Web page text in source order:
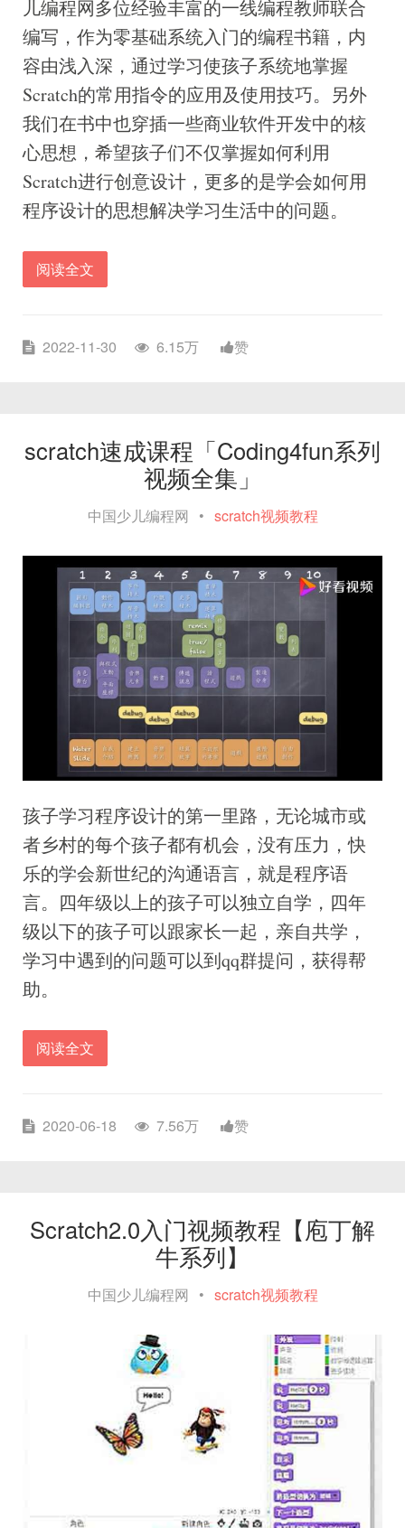
儿编程网多位经验丰富的一线编程教师联合
编写，作为零基础系统入门的编程书籍，内
容由浅入深，通过学习使孩子系统地掌握
Scratch的常用指令的应用及使用技巧。另外
我们在书中也穿插一些商业软件开发中的核
心思想，希望孩子们不仅掌握如何利用
Scratch进行创意设计，更多的是学会如何用
程序设计的思想解决学习生活中的问题。
阅读全文
2022-11-30 6.15万 赞
scratch速成课程「Coding4fun系列
视频全集」
中国少儿编程网 • scratch视频教程
孩子学习程序设计的第一里路，无论城市或
者乡村的每个孩子都有机会，没有压力，快
乐的学会新世纪的沟通语言，就是程序语
言。四年级以上的孩子可以独立自学，四年
级以下的孩子可以跟家长一起，亲自共学，
学习中遇到的问题可以到qq群提问，获得帮
助。
阅读全文
2020-06-18 7.56万 赞
Scratch2.0入门视频教程【庖丁解
牛系列】
中国少儿编程网 • scratch视频教程